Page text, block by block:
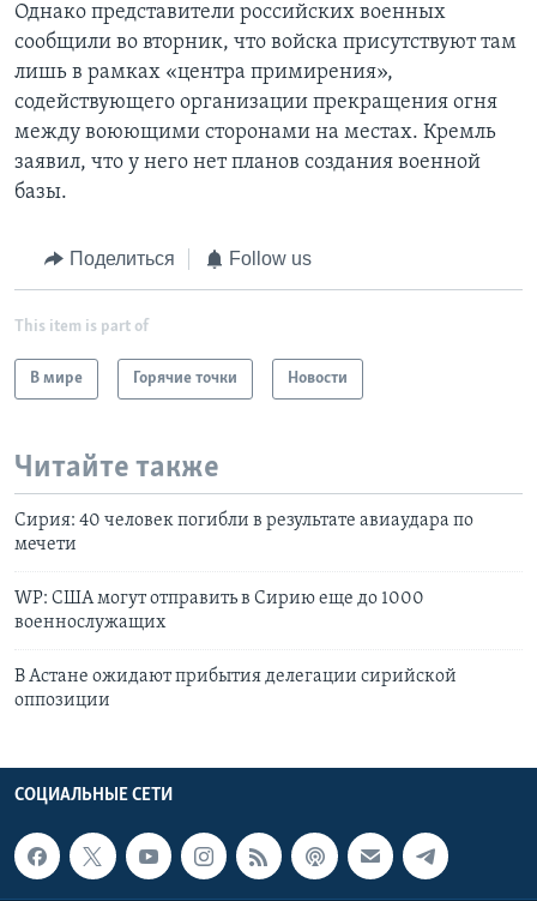
Однако представители российских военных
сообщили во вторник, что войска присутствуют там
лишь в рамках «центра примирения»,
содействующего организации прекращения огня
между воюющими сторонами на местах. Кремль
заявил, что у него нет планов создания военной
базы.
Поделиться Follow us
This item is part of
В мире Горячие точки Новости
Читайте также
Сирия: 40 человек погибли в результате авиаудара по
мечети
WP: США могут отправить в Сирию еще до 1000
военнослужащих
В Астане ожидают прибытия делегации сирийской
оппозиции
СОЦИАЛЬНЫЕ СЕТИ